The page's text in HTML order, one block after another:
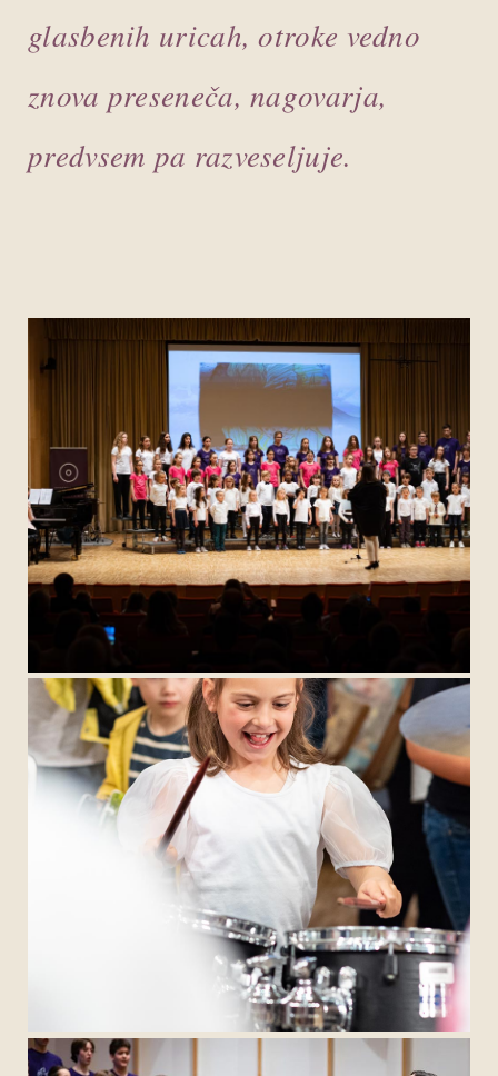
glasbenih uricah, otroke vedno
znova preseneča, nagovarja,
predvsem pa razveseljuje.